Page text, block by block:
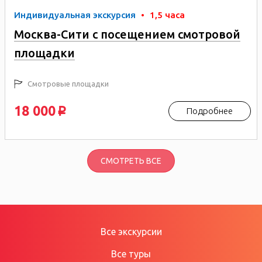
Индивидуальная экскурсия • 1,5 часа
Москва-Сити с посещением смотровой
площадки
Смотровые площадки
18 000 p Подробнее
СМОТРЕТЬ ВСЕ
Все экскурсии
Все туры